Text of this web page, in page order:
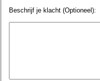
Beschrijf je klacht (Optioneel):